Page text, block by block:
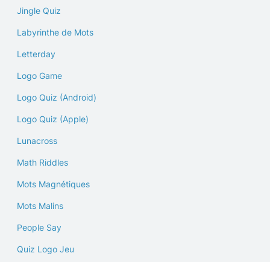
Jingle Quiz
Labyrinthe de Mots
Letterday
Logo Game
Logo Quiz (Android)
Logo Quiz (Apple)
Lunacross
Math Riddles
Mots Magnétiques
Mots Malins
People Say
Quiz Logo Jeu